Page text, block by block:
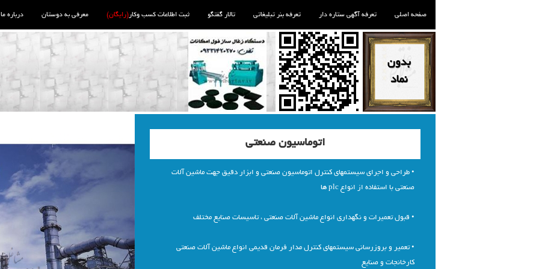
صفحه اصلی تعرفه آگهی ستاره دار تعرفه بنر تبلیغاتی تالار گفتگو ثبت اطلاعات کسب وکار(رایگان) معرفی به دوستان درباره ما
اتوماسیون صنعتی
• طراحی و اجرای سیستمهای کنترل اتوماسیون صنعتی و ابزار دقیق جهت ماشین آلات
صنعتی با استفاده از انواع plc ها
• قبول تعمیرات و نگهداری انواع ماشین آلات صنعتی ، تاسیسات صنایع مختلف
• تعمیر و بروزرسانی سیستمهای کنترل مدار فرمان قدیمی انواع ماشین آلات صنعتی
کارخانجات و صنایع